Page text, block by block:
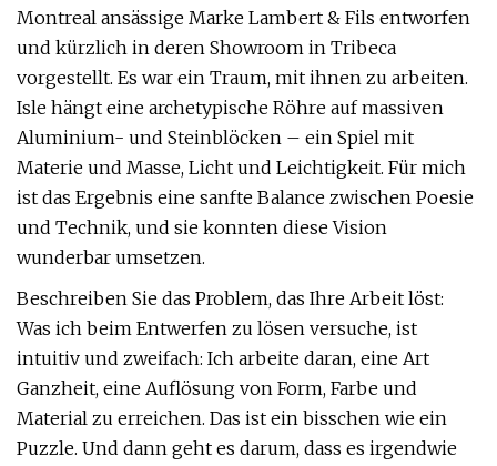
Montreal ansässige Marke Lambert & Fils entworfen
und kürzlich in deren Showroom in Tribeca
vorgestellt. Es war ein Traum, mit ihnen zu arbeiten.
Isle hängt eine archetypische Röhre auf massiven
Aluminium- und Steinblöcken – ein Spiel mit
Materie und Masse, Licht und Leichtigkeit. Für mich
ist das Ergebnis eine sanfte Balance zwischen Poesie
und Technik, und sie konnten diese Vision
wunderbar umsetzen.
Beschreiben Sie das Problem, das Ihre Arbeit löst:
Was ich beim Entwerfen zu lösen versuche, ist
intuitiv und zweifach: Ich arbeite daran, eine Art
Ganzheit, eine Auflösung von Form, Farbe und
Material zu erreichen. Das ist ein bisschen wie ein
Puzzle. Und dann geht es darum, dass es irgendwie